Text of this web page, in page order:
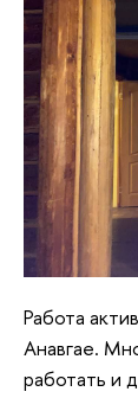
Работа
Анавгае.
работать и